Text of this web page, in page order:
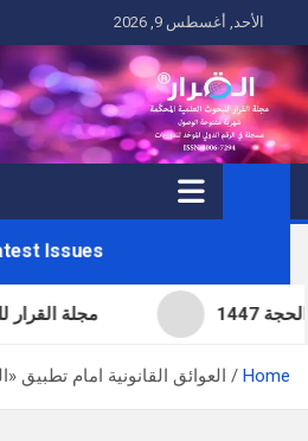
to
content
الأحد, أغسطس 9, 2026
Issues
مجلة
Home العوائق القانونية امام تطبيق